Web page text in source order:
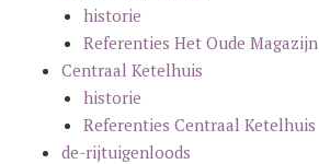
historie
Referenties Het Oude Magazijn
Centraal Ketelhuis
historie
Referenties Centraal Ketelhuis
de-rijtuigenloods